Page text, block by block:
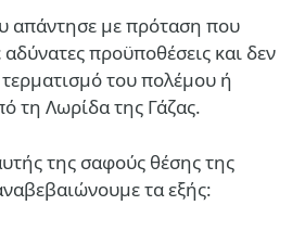
απάντησε με πρόταση που
προϋποθέσεις και δεν
του πολέμου ή
τη Λωρίδα της Γάζας.
της σαφούς θέσης της
τα εξής: